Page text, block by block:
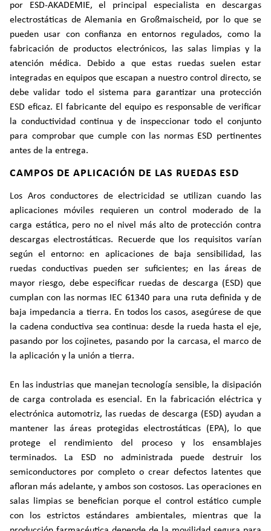
por ESD-AKADEMIE, el principal especialista en descargas
electrostáticas de Alemania en Großmaischeid, por lo que se
pueden usar con confianza en entornos regulados, como la
fabricación de productos electrónicos, las salas limpias y la
atención médica. Debido a que estas ruedas suelen estar
integradas en equipos que escapan a nuestro control directo, se
debe validar todo el sistema para garantizar una protección
ESD eficaz. El fabricante del equipo es responsable de verificar
la conductividad continua y de inspeccionar todo el conjunto
para comprobar que cumple con las normas ESD pertinentes
antes de la entrega.
CAMPOS DE APLICACIÓN DE LAS RUEDAS ESD
Los Aros conductores de electricidad se utilizan cuando las
aplicaciones móviles requieren un control moderado de la
carga estática, pero no el nivel más alto de protección contra
descargas electrostáticas. Recuerde que los requisitos varían
según el entorno: en aplicaciones de baja sensibilidad, las
ruedas conductivas pueden ser suficientes; en las áreas de
mayor riesgo, debe especificar ruedas de descarga (ESD) que
cumplan con las normas IEC 61340 para una ruta definida y de
baja impedancia a tierra. En todos los casos, asegúrese de que
la cadena conductiva sea continua: desde la rueda hasta el eje,
pasando por los cojinetes, pasando por la carcasa, el marco de
la aplicación y la unión a tierra.
En las industrias que manejan tecnología sensible, la disipación
de carga controlada es esencial. En la fabricación eléctrica y
electrónica automotriz, las ruedas de descarga (ESD) ayudan a
mantener las áreas protegidas electrostáticas (EPA), lo que
protege el rendimiento del proceso y los ensamblajes
terminados. La ESD no administrada puede destruir los
semiconductores por completo o crear defectos latentes que
afloran más adelante, y ambos son costosos. Las operaciones en
salas limpias se benefician porque el control estático cumple
con los estrictos estándares ambientales, mientras que la